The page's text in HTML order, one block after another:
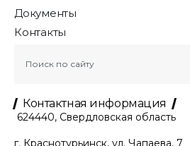
Документы
Контакты
Контактная информация
624440, Свердловская область
г. Краснотурьинск, ул. Чапаева, 7